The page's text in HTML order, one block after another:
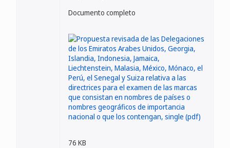
Documento completo
76 KB